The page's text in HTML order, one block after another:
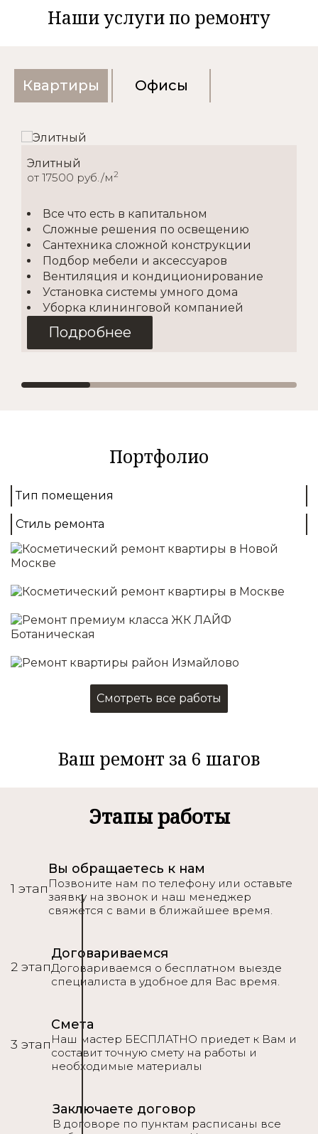
Наши услуги по ремонту
Квартиры Офисы
Элитный
от 17500 руб./м2
Все что есть в капитальном
Сложные решения по освещению
Сантехника сложной конструкции
Подбор мебели и аксессуаров
Вентиляция и кондиционирование
Установка системы умного дома
Уборка клининговой компанией
Подробнее
Покупка материалов
Демонтаж
Монтаж полов
Отделка стен/потолков
Установка освещения
Подробнее
Портфолио
Тип помещения
Стиль ремонта
Смотреть все работы
Ваш ремонт за 6 шагов
Этапы работы
1 этап
Вы обращаетесь к нам
Позвоните нам по телефону или оставьте
заявку на звонок и наш менеджер
свяжется с вами в ближайшее время.
2 этап
Договариваемся
Договариваемся о бесплатном выезде
специалиста в удобное для Вас время.
3 этап
Смета
Наш мастер БЕСПЛАТНО приедет к Вам и
составит точную смету на работы и
необходимые материалы
Заключаете договор
В договоре по пунктам расписаны все